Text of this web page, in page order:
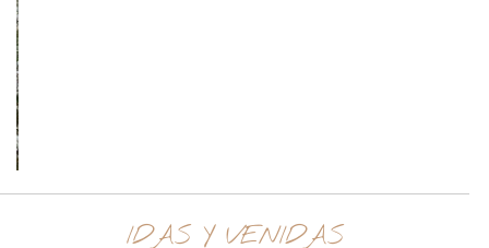
IDAS Y VENIDAS